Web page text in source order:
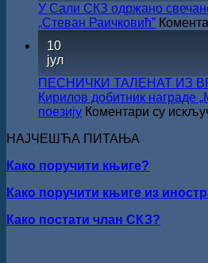
У Сали СКЗ одржано
„Стеван Раичковић”
10
јул
ПЕСНИЧКИ ТАЛЕНАТ ИЗ
Кирилов добитник награде
поезију Коментари су
НАЈЧЕШЋА ПИТАЊА
Како поручити књиге?
Како поручити књиге из
Како постати члан СКЗ?